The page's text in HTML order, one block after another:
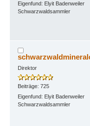
Eigenfund: Elyit Badenweiler
Schwarzwaldsammler
Direktor
Beiträge: 725
Eigenfund: Elyit Badenweiler
Schwarzwaldsammler